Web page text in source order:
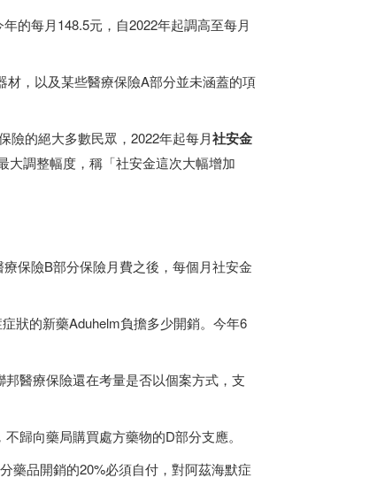
的每月148.5元，自2022年起調高至每月
，以及某些醫療保險A部分並未涵蓋的項
險的絕大多數民眾，2022年起每月社安金
大調整幅度，稱「社安金這次大幅增加
保險B部分保險月費之後，每個月社安金
狀的新藥Aduhelm負擔多少開銷。今年6
醫療保險還在考量是否以個案方式，支
歸向藥局購買處方藥物的D部分支應。
藥品開銷的20%必須自付，對阿茲海默症